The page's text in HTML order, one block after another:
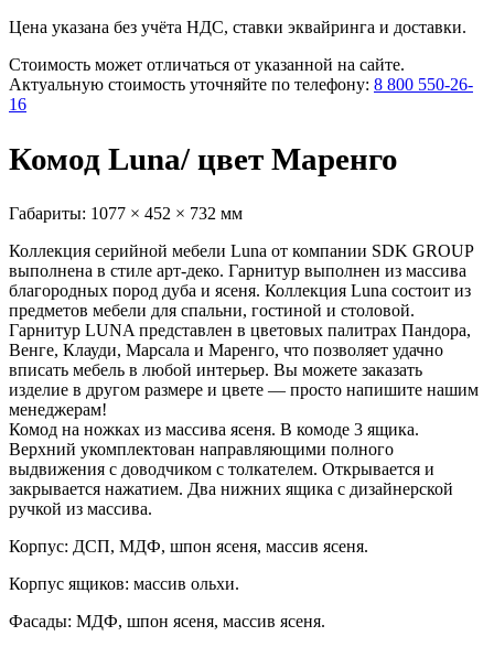
Цена указана без учёта НДС, ставки эквайринга и доставки.
Стоимость может отличаться от указанной на сайте.
Актуальную стоимость уточняйте по телефону: 8 800 550-26-
16
Комод Luna/ цвет Маренго
Габариты: 1077 × 452 × 732 мм
Коллекция серийной мебели Luna от компании SDK GROUP
выполнена в стиле арт-деко. Гарнитур выполнен из массива
благородных пород дуба и ясеня. Коллекция Luna состоит из
предметов мебели для спальни, гостиной и столовой.
Гарнитур LUNA представлен в цветовых палитрах Пандора,
Венге, Клауди, Марсала и Маренго, что позволяет удачно
вписать мебель в любой интерьер. Вы можете заказать
изделие в другом размере и цвете — просто напишите нашим
менеджерам!
Комод на ножках из массива ясеня. В комоде 3 ящика.
Верхний укомплектован направляющими полного
выдвижения с доводчиком с толкателем. Открывается и
закрывается нажатием. Два нижних ящика с дизайнерской
ручкой из массива.
Корпус: ДСП, МДФ, шпон ясеня, массив ясеня.
Корпус ящиков: массив ольхи.
Фасады: МДФ, шпон ясеня, массив ясеня.